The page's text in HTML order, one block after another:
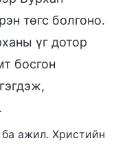
төгс болгоно.
үг дотор
босгон
ажил. Христийн